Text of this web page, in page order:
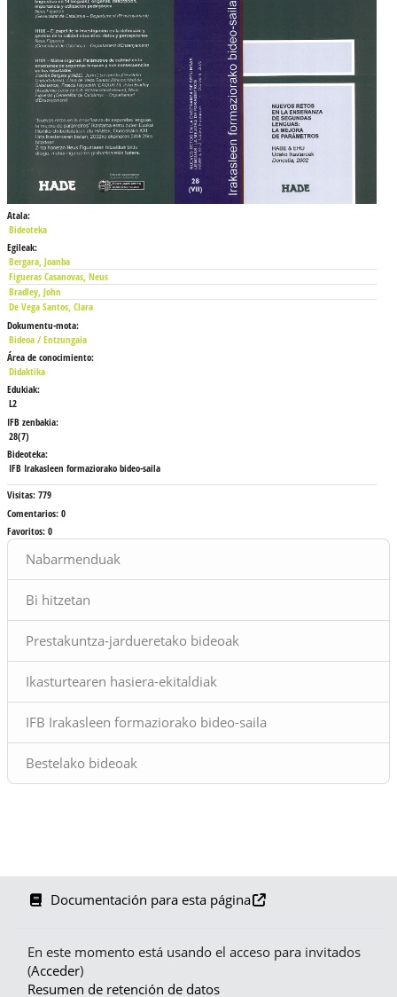
Bloques
Nabarmenduak
Bi hitzetan
Prestakuntza-jardueretako bideoak
Ikasturtearen hasiera-ekitaldiak
IFB Irakasleen formaziorako bideo-saila
Bestelako bideoak
Atala:
Bideoteka
Egileak:
Bergara, Joanba
Figueras Casanovas, Neus
Bradley, John
De Vega Santos, Clara
Dokumentu-mota:
Bideoa / Entzungaia
Área de conocimiento:
Didaktika
Edukiak:
L2
IFB zenbakia:
28(7)
Bideoteka:
IFB Irakasleen formaziorako bideo-saila
Visitas: 779
Comentarios: 0
Favoritos: 0
Documentación para esta página
En este momento está usando el acceso para invitados
(Acceder)
Resumen de retención de datos